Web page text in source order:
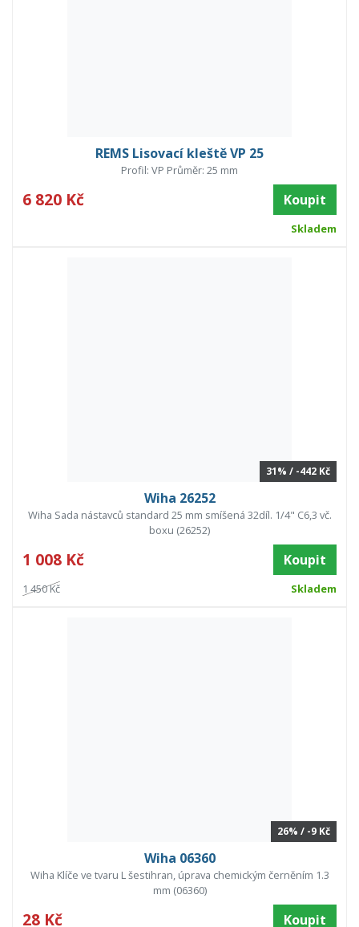
REMS Lisovací kleště VP 25
Profil: VP Průměr: 25 mm
6 820 Kč Koupit
Skladem
31% / -442 Kč
Wiha 26252
Wiha Sada nástavců standard 25 mm smíšená 32díl. 1/4" C6,3 vč.
boxu (26252)
1 008 Kč Koupit
1 450 Kč Skladem
26% / -9 Kč
Wiha 06360
Wiha Klíče ve tvaru L šestihran, úprava chemickým černěním 1.3
mm (06360)
28 Kč Koupit